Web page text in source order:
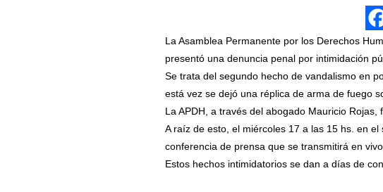
La Asamblea Permanente por los Derechos
presentó una denuncia penal por intimidación
Se trata del segundo hecho de vandalismo en
está vez se dejó una réplica de arma de fuego
La APDH, a través del abogado Mauricio
A raíz de esto, el miércoles 17 a las 15 hs. en
conferencia de prensa que se transmitirá en
Estos hechos intimidatorios se dan a días de